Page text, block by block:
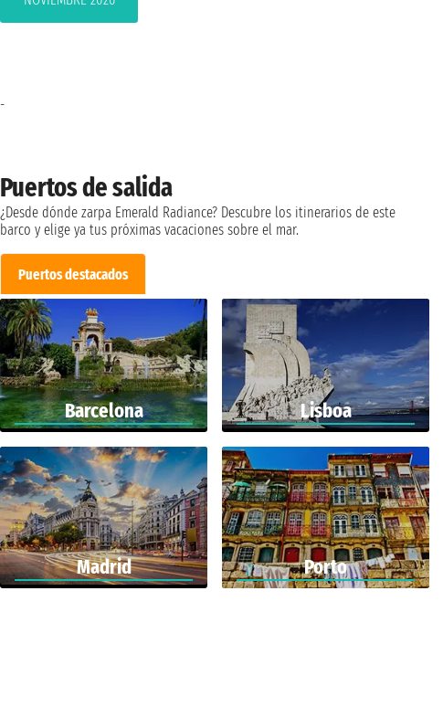
Puertos de salida
¿Desde dónde zarpa Emerald Radiance? Descubre los itinerarios de este
barco y elige ya tus próximas vacaciones sobre el mar.
Puertos destacados
Barcelona Lisboa
Madrid Porto
-